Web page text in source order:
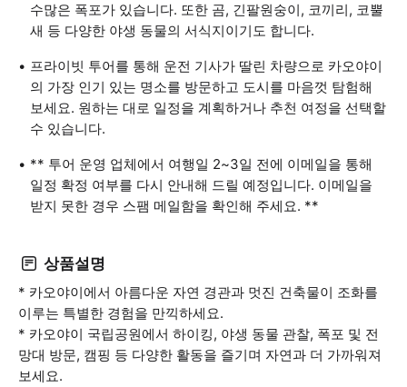
수많은 폭포가 있습니다. 또한 곰, 긴팔원숭이, 코끼리, 코뿔
새 등 다양한 야생 동물의 서식지이기도 합니다.
프라이빗 투어를 통해 운전 기사가 딸린 차량으로 카오야이
의 가장 인기 있는 명소를 방문하고 도시를 마음껏 탐험해
보세요. 원하는 대로 일정을 계획하거나 추천 여정을 선택할
수 있습니다.
** 투어 운영 업체에서 여행일 2~3일 전에 이메일을 통해
일정 확정 여부를 다시 안내해 드릴 예정입니다. 이메일을
받지 못한 경우 스팸 메일함을 확인해 주세요. **
상품설명
* 카오야이에서 아름다운 자연 경관과 멋진 건축물이 조화를
이루는 특별한 경험을 만끽하세요.
* 카오야이 국립공원에서 하이킹, 야생 동물 관찰, 폭포 및 전
망대 방문, 캠핑 등 다양한 활동을 즐기며 자연과 더 가까워져
보세요.